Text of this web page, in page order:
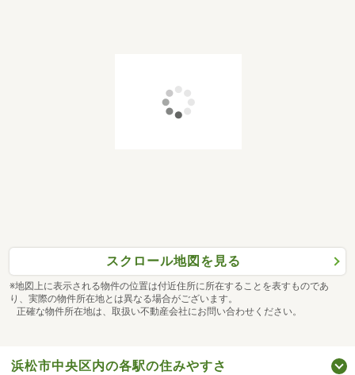
スクロール地図を見る
※地図上に表示される物件の位置は付近住所に所在することを表すものであ
り、実際の物件所在地とは異なる場合がございます。
正確な物件所在地は、取扱い不動産会社にお問い合わせください。
浜松市中央区内の各駅の住みやすさ